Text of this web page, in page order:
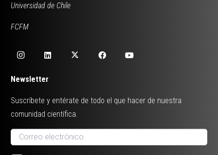
Universidad de Chile
FCFM
Newsletter
Suscríbete y entérate de todo el que hacer de nuestra
comunidad científica.